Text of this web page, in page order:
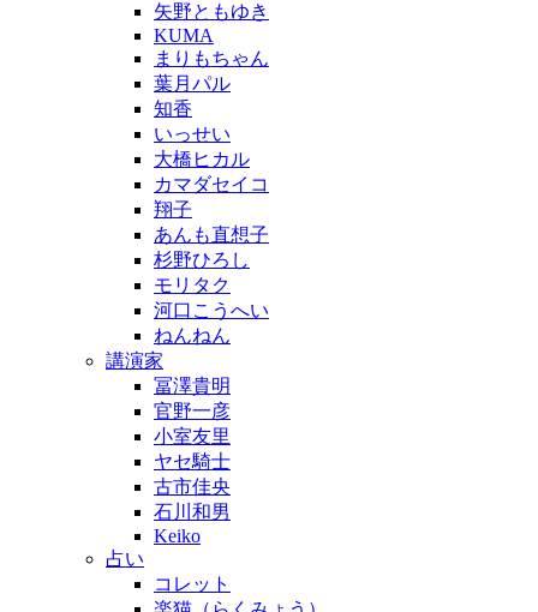
矢野ともゆき
KUMA
まりもちゃん
葉月パル
知香
いっせい
大橋ヒカル
カマダセイコ
翔子
あんも直想子
杉野ひろし
モリタク
河口こうへい
ねんねん
講演家
冨澤貴明
官野一彦
小室友里
ヤセ騎士
古市佳央
石川和男
Keiko
占い
コレット